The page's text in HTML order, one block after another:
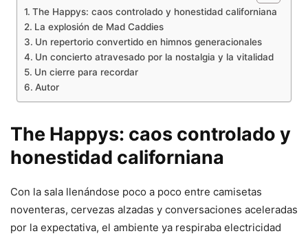
The Happys: caos controlado y honestidad californiana
La explosión de Mad Caddies
Un repertorio convertido en himnos generacionales
Un concierto atravesado por la nostalgia y la vitalidad
Un cierre para recordar
Autor
The Happys: caos controlado y
honestidad californiana
Con la sala llenándose poco a poco entre camisetas
noventeras, cervezas alzadas y conversaciones aceleradas
por la expectativa, el ambiente ya respiraba electricidad